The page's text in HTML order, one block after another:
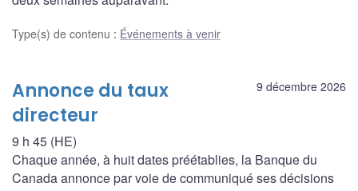
Type(s) de contenu : Événements à venir
9 décembre 2026
Annonce du taux
directeur
9 h 45 (HE)
Chaque année, à huit dates préétablies, la Banque du
Canada annonce par voie de communiqué ses décisions